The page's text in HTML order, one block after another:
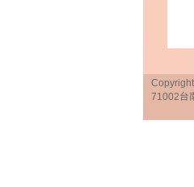
71002台